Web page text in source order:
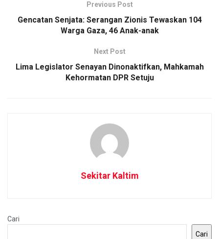
Previous Post
Gencatan Senjata: Serangan Zionis Tewaskan 104
Warga Gaza, 46 Anak-anak
Next Post
Lima Legislator Senayan Dinonaktifkan, Mahkamah
Kehormatan DPR Setuju
Sekitar Kaltim
Cari
Cari